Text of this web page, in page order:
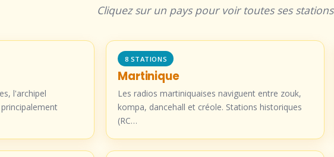
Cliquez sur un pays pour voir toutes ses stations
l'archipel
8 STATIONS
Martinique
Les radios martiniquaises naviguent entre zouk,
kompa, dancehall et créole. Stations historiques
(RC…